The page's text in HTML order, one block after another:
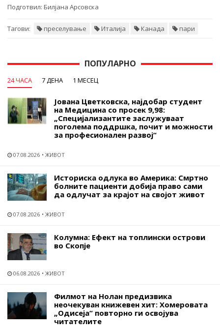
Подготвил: Билјана Арсовска
Тагови: преселување Италија Канада пари
ПОПУЛАРНО
24 ЧАСА 7 ДЕНА 1 МЕСЕЦ
Јована Цветковска, најдобар студент
на Медицина со просек 9,98:
„Специјализантите заслужуваат
поголема поддршка, почит и можности
за професионален развој“
07.08.2026 ЖИВОТ
Историска одлука во Америка: Смртно
болните пациенти добија право сами
да одлучат за крајот на својот живот
07.08.2026 ЖИВОТ
Колумна: Ефект на топлински острови
во Скопје
06.08.2026 ЖИВОТ
Филмот на Нолан предизвика
неочекуван книжевен хит: Хомеровата
„Одисеја“ повторно ги освојува
читателите